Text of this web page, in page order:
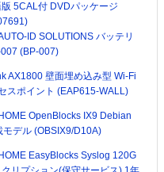
版 5CAL付 DVDパッケージ
ID SOLUTIONS バッテリ
(BP-007)
AX1800 壁面埋め込み型 Wi-Fi
スポイント (EAP615-WALL)
OpenBlocks IX9 Debian
モデル (OBSIX9/D10A)
EasyBlocks Syslog 120G